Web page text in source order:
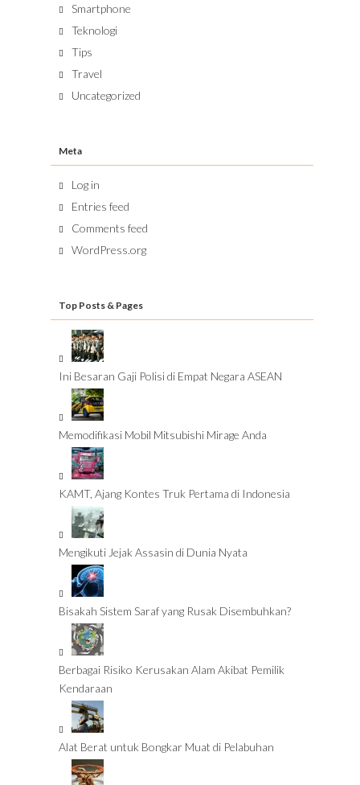
Smartphone
Teknologi
Tips
Travel
Uncategorized
Meta
Log in
Entries feed
Comments feed
WordPress.org
Top Posts & Pages
Ini Besaran Gaji Polisi di Empat Negara ASEAN
Memodifikasi Mobil Mitsubishi Mirage Anda
KAMT, Ajang Kontes Truk Pertama di Indonesia
Mengikuti Jejak Assasin di Dunia Nyata
Bisakah Sistem Saraf yang Rusak Disembuhkan?
Berbagai Risiko Kerusakan Alam Akibat Pemilik
Kendaraan
Alat Berat untuk Bongkar Muat di Pelabuhan